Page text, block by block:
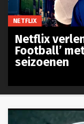
NETFLIX
Netflix
Football’
seizoenen